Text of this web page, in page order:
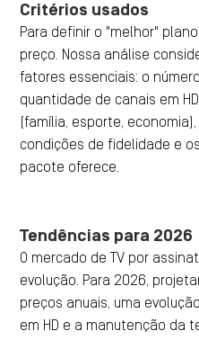
Critérios usados
Para definir o "melhor"
preço. Nossa análise
fatores essenciais: o
quantidade de canais em
(família, esporte,
condições de fidelidade e
pacote oferece.
Tendências para 2026
O mercado de TV por
evolução. Para 2026,
preços anuais, uma
em HD e a manutenção da